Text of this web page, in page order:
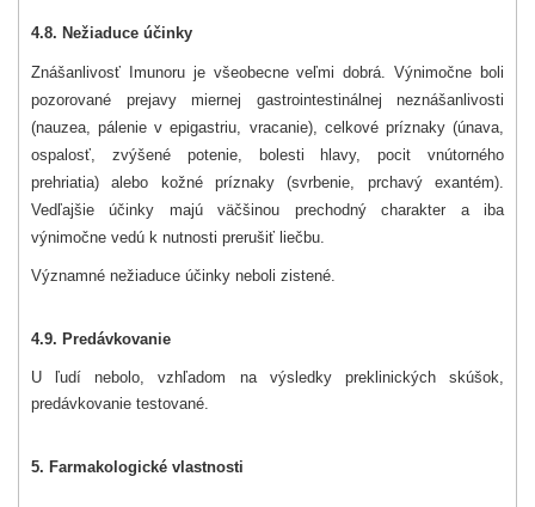
4.8. Nežiaduce účinky
Znášanlivosť Imunoru je všeobecne veľmi dobrá. Výnimočne boli
pozorované prejavy miernej gastrointestinálnej neznášanlivosti
(nauzea, pálenie v epigastriu, vracanie), celkové príznaky (únava,
ospalosť, zvýšené potenie, bolesti hlavy, pocit vnútorného
prehriatia) alebo kožné príznaky (svrbenie, prchavý exantém).
Vedľajšie účinky majú väčšinou prechodný charakter a iba
výnimočne vedú k nutnosti prerušiť liečbu.
Významné nežiaduce účinky neboli zistené.
4.9. Predávkovanie
U ľudí nebolo, vzhľadom na výsledky preklinických skúšok,
predávkovanie testované.
5. Farmakologické vlastnosti